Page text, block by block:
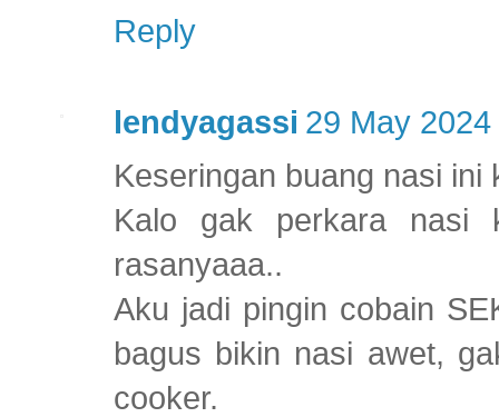
Reply
lendyagassi 29 May
Keseringan buang nasi
Kalo gak perkara nasi
rasanyaaa..
Aku jadi pingin cobain
bagus bikin nasi awet,
cooker.